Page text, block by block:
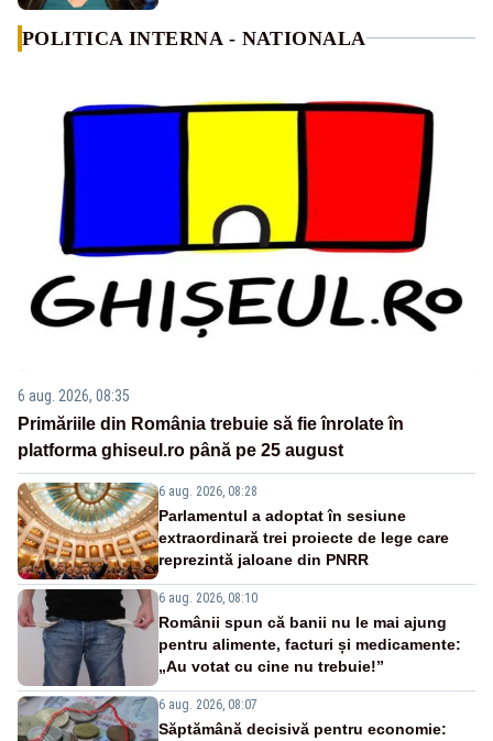
POLITICA INTERNA - NATIONALA
6 aug. 2026, 08:35
Primăriile din România trebuie să fie înrolate în
platforma ghiseul.ro până pe 25 august
6 aug. 2026, 08:28
Parlamentul a adoptat în sesiune
extraordinară trei proiecte de lege care
reprezintă jaloane din PNRR
6 aug. 2026, 08:10
Românii spun că banii nu le mai ajung
pentru alimente, facturi și medicamente:
„Au votat cu cine nu trebuie!”
6 aug. 2026, 08:07
Săptămână decisivă pentru economie: